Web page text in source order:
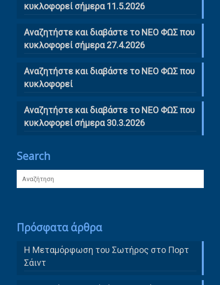
κυκλοφορεί σήμερα 11.5.2026
Αναζητήστε και διαβάστε το ΝΕΟ ΦΩΣ που
κυκλοφορεί σήμερα 27.4.2026
Αναζητήστε και διαβάστε το ΝΕΟ ΦΩΣ που
κυκλοφορεί
Αναζητήστε και διαβάστε το ΝΕΟ ΦΩΣ που
κυκλοφορεί σήμερα 30.3.2026
Search
Πρόσφατα άρθρα
Η Μεταμόρφωση του Σωτήρος στο Πορτ
Σάιντ